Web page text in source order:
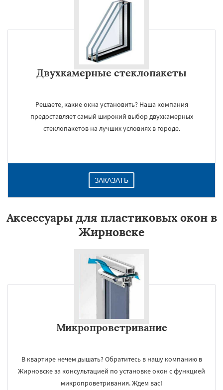
Двухкамерные стеклопакеты
Решаете, какие окна установить? Наша компания
предоставляет самый широкий выбор двухкамерных
стеклопакетов на лучших условиях в городе.
ЗАКАЗАТЬ
Аксессуары для пластиковых окон в
Жирновске
Микропроветривание
В квартире нечем дышать? Обратитесь в нашу компанию в
Жирновске за консультацией по установке окон с функцией
микропроветривания. Ждем вас!